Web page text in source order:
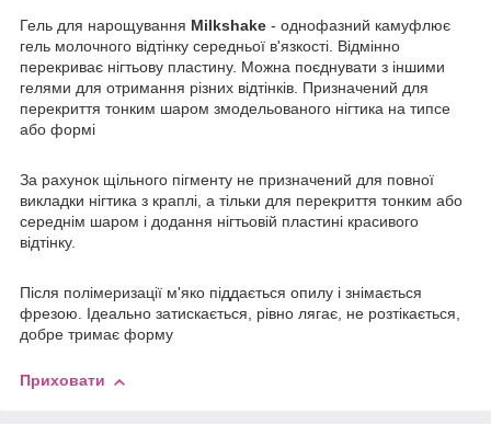
Гель для нарощування Milkshake - однофазний камуфлює
гель молочного відтінку середньої в'язкості. Відмінно
перекриває нігтьову пластину. Можна поєднувати з іншими
гелями для отримання різних відтінків. Призначений для
перекриття тонким шаром змодельованого нігтика на типсе
або формі
За рахунок щільного пігменту не призначений для повної
викладки нігтика з краплі, а тільки для перекриття тонким або
середнім шаром і додання нігтьовій пластині красивого
відтінку.
Після полімеризації м'яко піддається опилу і знімається
фрезою. Ідеально затискається, рівно лягає, не розтікається,
добре тримає форму
Приховати